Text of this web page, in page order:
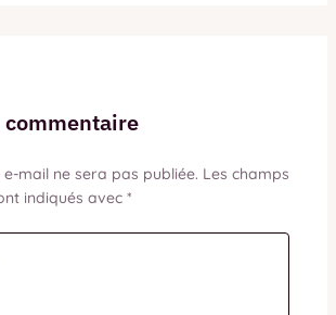
commentaire
mail ne sera pas publiée. Les champs
indiqués avec *